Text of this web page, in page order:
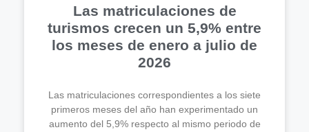
Las matriculaciones de
turismos crecen un 5,9% entre
los meses de enero a julio de
2026
Las matriculaciones correspondientes a los siete
primeros meses del año han experimentado un
aumento del 5,9% respecto al mismo periodo de